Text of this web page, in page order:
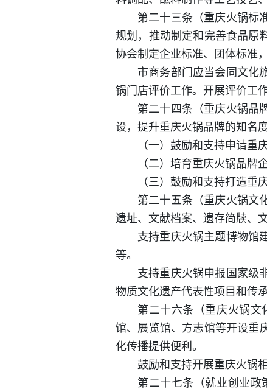
第二十三条（重庆火锅标
规划，推动制定和完善食品原
协会制定企业标准、团体标准
市商务部门应当会同文化
锅门店评价工作。开展评价工
第二十四条（重庆火锅品
设，提升重庆火锅品牌的知名
（一）鼓励和支持申请重
（二）培育重庆火锅品牌
（三）鼓励和支持打造重
第二十五条（重庆火锅文
遗址、文献档案、遗存简牍、
支持重庆火锅主题博物馆
等。
支持重庆火锅申报国家级
物质文化遗产代表性项目和传
第二十六条（重庆火锅
馆、展览馆、方志馆等开设重
化传播提供便利。
鼓励和支持开展重庆火锅
第二十七条（就业创业